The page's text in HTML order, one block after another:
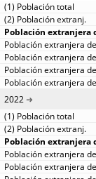
2022